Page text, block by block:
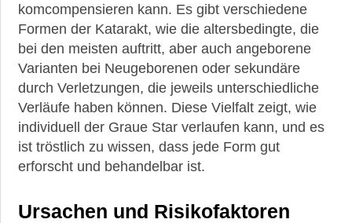
komcompensieren kann. Es gibt verschiedene
Formen der Katarakt, wie die altersbedingte, die
bei den meisten auftritt, aber auch angeborene
Varianten bei Neugeborenen oder sekundäre
durch Verletzungen, die jeweils unterschiedliche
Verläufe haben können. Diese Vielfalt zeigt, wie
individuell der Graue Star verlaufen kann, und es
ist tröstlich zu wissen, dass jede Form gut
erforscht und behandelbar ist.
Ursachen und Risikofaktoren